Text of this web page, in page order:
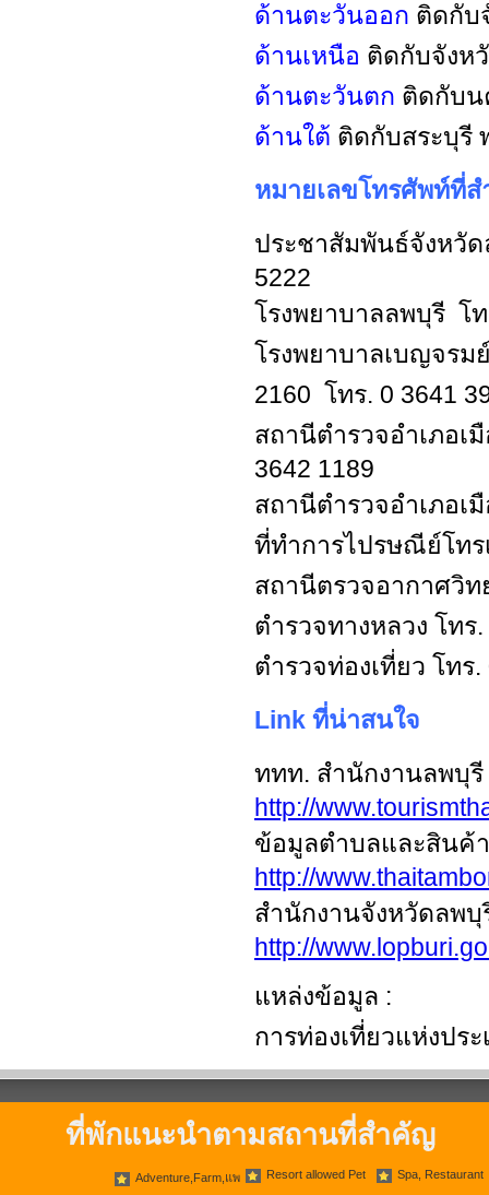
ด้านตะวันออก ติดกับ
ด้านเหนือ ติดกับจังห
ด้านตะวันตก ติดกับน
ด้านใต้ ติดกับสระบุรี
หมายเลขโทรศัพท์ที่
ประชาสัมพันธ์จังหวั
5222
โรงพยาบาลลพบุรี โ
โรงพยาบาลเบญจ
2160 โทร. 0 3641
สถานีตำรวจอำเภ
3642 1189
สถานีตำรวจอำเภอเ
ที่ทำการไปรษณีย์โทร
สถานีตรวจอากาศวิท
ตำรวจทางหลวง โทร
ตำรวจท่องเที่ยว โทร
Link ที่น่าสนใจ
ททท. สำนักงานลพบุรี
http://
ข้อมูลตำบลและสิน
http://
สำนักงานจังหวัดลพบุ
http://
แหล่งข้อมูล :
การท่องเที่ยวแห่งปร
ที่พักแนะนำตามสถานที่สำคัญ
Adventure,Farm,แพ Resort allowed Pet Spa, Restaurant